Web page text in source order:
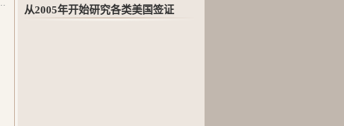
从2005年开始研究各类美国签证